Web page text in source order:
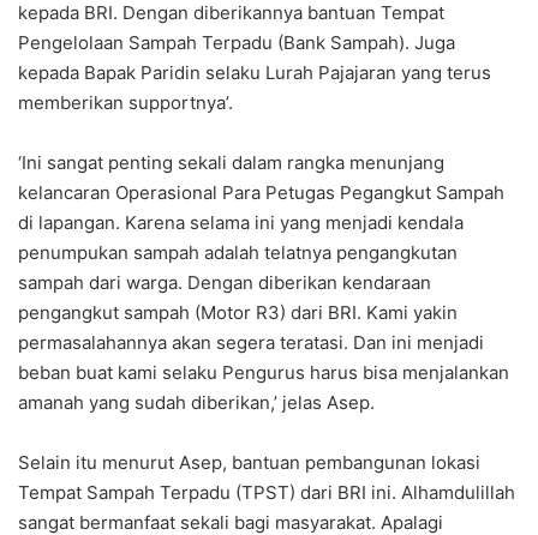
kepada BRI. Dengan diberikannya bantuan Tempat
Pengelolaan Sampah Terpadu (Bank Sampah). Juga
kepada Bapak Paridin selaku Lurah Pajajaran yang terus
memberikan supportnya’.
‘Ini sangat penting sekali dalam rangka menunjang
kelancaran Operasional Para Petugas Pegangkut Sampah
di lapangan. Karena selama ini yang menjadi kendala
penumpukan sampah adalah telatnya pengangkutan
sampah dari warga. Dengan diberikan kendaraan
pengangkut sampah (Motor R3) dari BRI. Kami yakin
permasalahannya akan segera teratasi. Dan ini menjadi
beban buat kami selaku Pengurus harus bisa menjalankan
amanah yang sudah diberikan,’ jelas Asep.
Selain itu menurut Asep, bantuan pembangunan lokasi
Tempat Sampah Terpadu (TPST) dari BRI ini. Alhamdulillah
sangat bermanfaat sekali bagi masyarakat. Apalagi